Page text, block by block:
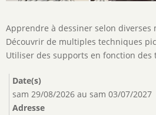
Description
de
l'activité
Apprendre à dessiner selon diverses
Découvrir de multiples techniques
Utiliser des supports en fonction des
Date(s)
sam 29/08/2026 au sam 03/07/2027
Adresse